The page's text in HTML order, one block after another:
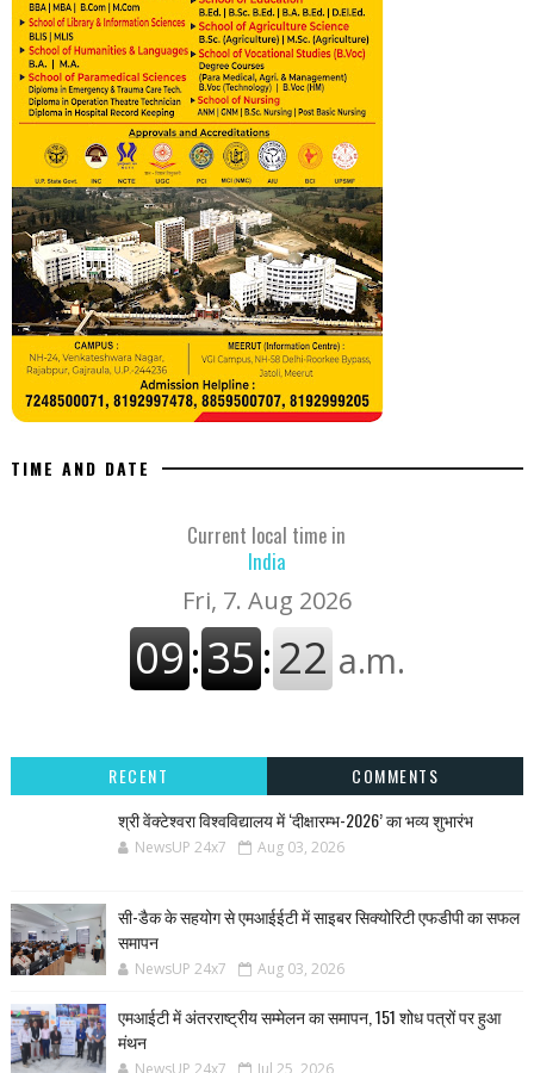
TIME AND DATE
Current local time in
India
RECENT
COMMENTS
श्री वेंक्टेश्वरा विश्वविद्यालय में ‘दीक्षारम्भ-2026’ का भव्य शुभारंभ
NewsUP 24x7 Aug 03, 2026
सी-डैक के सहयोग से एमआईईटी में साइबर सिक्योरिटी एफडीपी का सफल
समापन
NewsUP 24x7 Aug 03, 2026
एमआईटी में अंतरराष्ट्रीय सम्मेलन का समापन, 151 शोध पत्रों पर हुआ
मंथन
NewsUP 24x7 Jul 25, 2026